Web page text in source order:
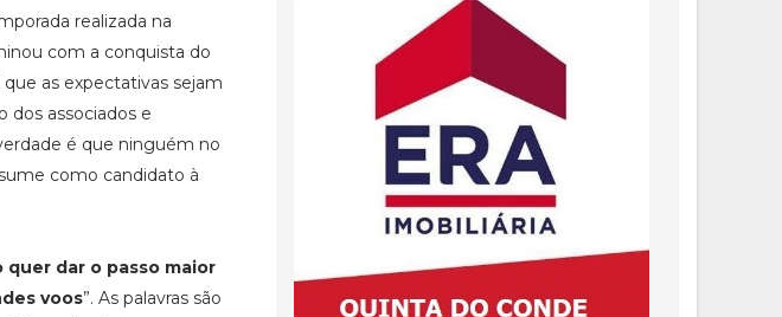
realizada na
com a conquista do
as expectativas sejam
dos associados e
é que ninguém no
como candidato à
quer dar o passo maior
voos”. As palavras são